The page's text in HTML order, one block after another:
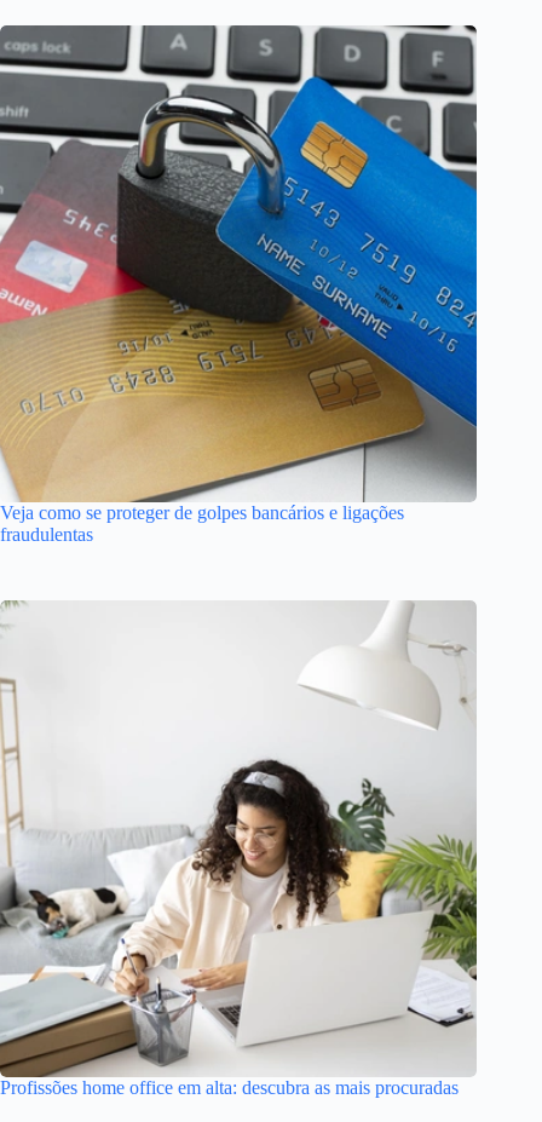
Veja como se proteger de golpes bancários e ligações
fraudulentas
Profissões home office em alta: descubra as mais procuradas